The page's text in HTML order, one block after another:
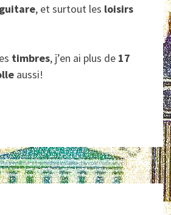
guitare, et surtout les loisirs
timbres, j’en ai plus de 17
aussi!